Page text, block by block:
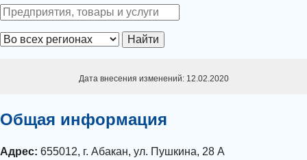
Найти
Дата внесения изменений: 12.02.2020
Общая информация
Адрес: 655012, г. Абакан, ул. Пушкина, 28 А